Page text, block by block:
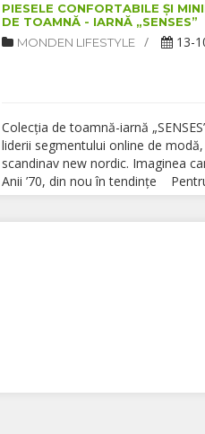
PIESELE CONFORTABILE ȘI
DE TOAMNĂ - IARNĂ „SENSES”
MONDEN LIFESTYLE
13-
Colecția de toamnă-iarnă
liderii segmentului online de
scandinav new nordic. Imaginea
Anii ’70, din nou în tendințe